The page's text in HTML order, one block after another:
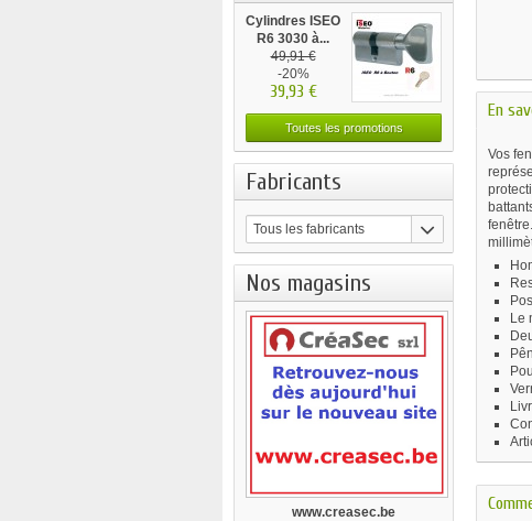
Cylindres ISEO
R6 3030 à...
49,91 €
-20%
39,93 €
Toutes les promotions
Fabricants
Tous les fabricants
Nos magasins
www.creasec.be
En
Vos
Le